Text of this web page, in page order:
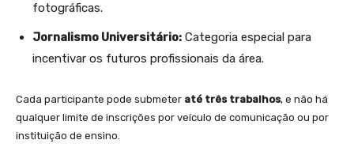
fotográficas.
Jornalismo Universitário: Categoria especial para
incentivar os futuros profissionais da área.
Cada participante pode submeter até três trabalhos, e não há
qualquer limite de inscrições por veículo de comunicação ou por
instituição de ensino.